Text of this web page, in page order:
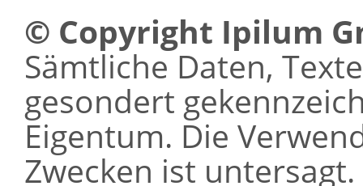
© Copyright Ipilum
Sämtliche Daten,
gesondert
Eigentum. Die
Zwecken ist